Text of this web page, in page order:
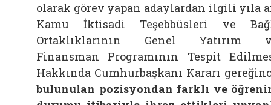
olarak görev yapan adaylardan ilgili yıla
Kamu İktisadi Teşebbüsleri ve
Ortaklıklarının Genel Yatırım
Finansman Programının Tespit
Hakkında Cumhurbaşkanı Kararı
bulunulan pozisyondan farklı ve